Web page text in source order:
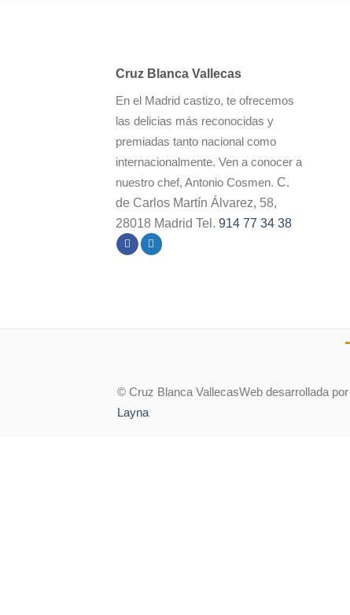
Cruz Blanca Vallecas
En el Madrid castizo, te ofrecemos
las delicias más reconocidas y
premiadas tanto nacional como
internacionalmente. Ven a conocer a
nuestro chef, Antonio Cosmen. C.
de Carlos Martín Álvarez, 58,
28018 Madrid Tel. 914 77 34 38
© Cruz Blanca VallecasWeb desarrollada por
Layna